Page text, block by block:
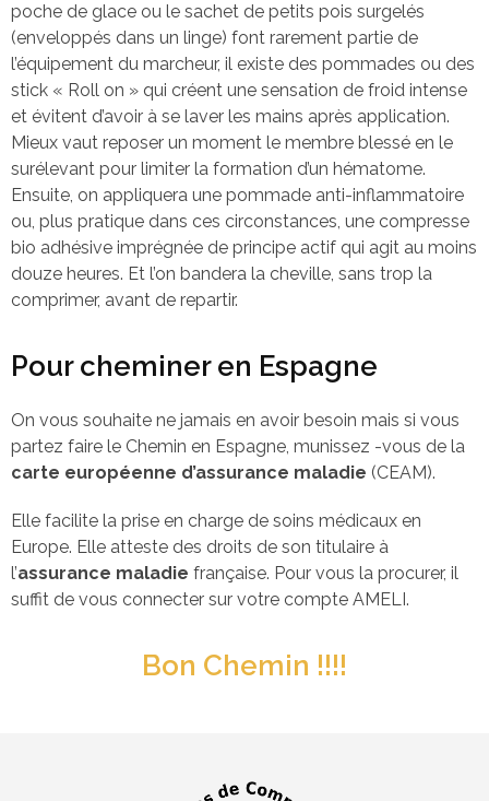
poche de glace ou le sachet de petits pois surgelés
(enveloppés dans un linge) font rarement partie de
l’équipement du marcheur, il existe des pommades ou des
stick « Roll on » qui créent une sensation de froid intense
et évitent d’avoir à se laver les mains après application.
Mieux vaut reposer un moment le membre blessé en le
surélevant pour limiter la formation d’un hématome.
Ensuite, on appliquera une pommade anti-inflammatoire
ou, plus pratique dans ces circonstances, une compresse
bio adhésive imprégnée de principe actif qui agit au moins
douze heures. Et l’on bandera la cheville, sans trop la
comprimer, avant de repartir.
Pour cheminer en Espagne
On vous souhaite ne jamais en avoir besoin mais si vous
partez faire le Chemin en Espagne, munissez -vous de la
carte européenne d’assurance maladie (CEAM).
Elle facilite la prise en charge de soins médicaux en
Europe. Elle atteste des droits de son titulaire à
l’assurance maladie française. Pour vous la procurer, il
suffit de vous connecter sur votre compte AMELI.
Bon Chemin !!!!